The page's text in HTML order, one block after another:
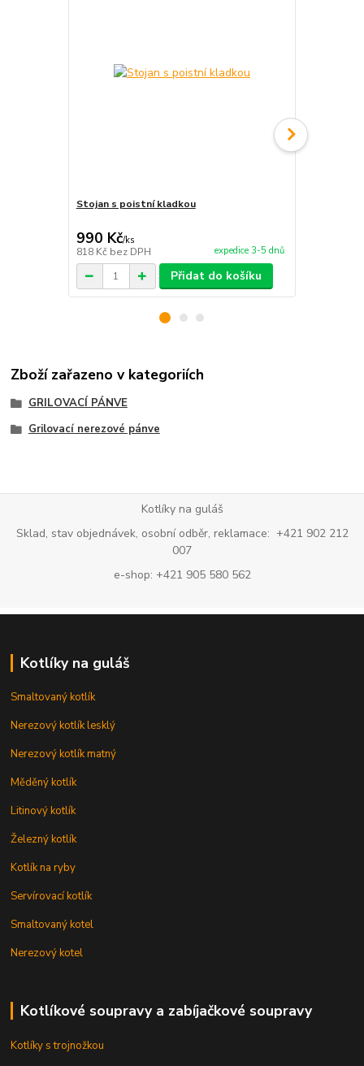
Stojan s poistní kladkou
990 Kč/ks
818 Kč bez DPH expedice 3-5 dnů
Přidat do košíku
Zboží zařazeno v kategoriích
GRILOVACÍ PÁNVE
Grilovací nerezové pánve
Kotlíky na guláš
Sklad, stav objednávek, osobní odběr, reklamace: +421 902 212
007
e-shop: +421 905 580 562
Kotlíky na guláš
Smaltovaný kotlík
Nerezový kotlík lesklý
Nerezový kotlík matný
Měděný kotlík
Litinový kotlík
Železný kotlík
Kotlík na ryby
Servírovací kotlík
Smaltovaný kotel
Nerezový kotel
Kotlíkové soupravy a zabíjačkové soupravy
Kotlíky s trojnožkou